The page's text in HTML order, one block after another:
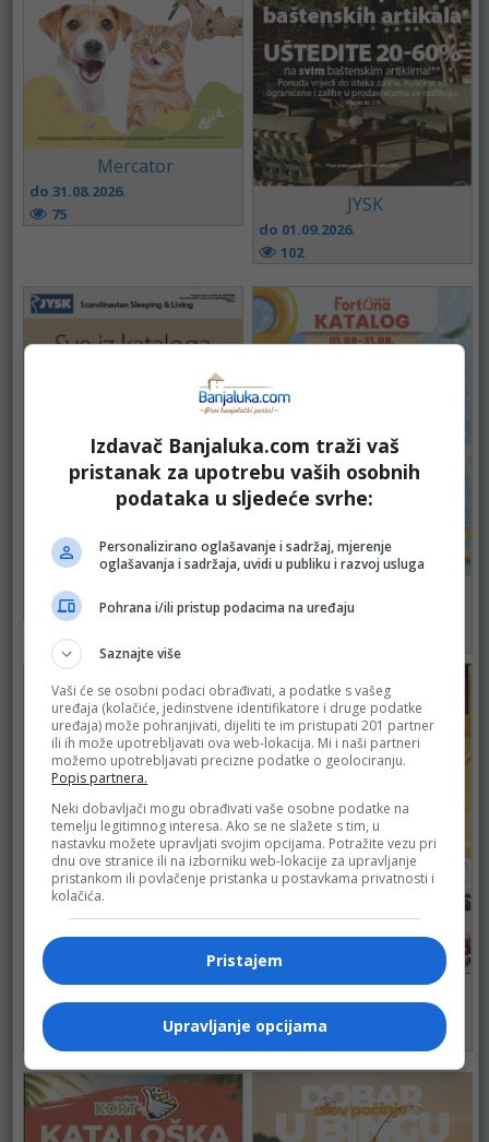
Mercator
do 31.08.2026.
75
JYSK
do 01.09.2026.
102
JYSK
do 18.08.2026.
83
do 31.08.2026.
BINGO
do 16.08.2026.
BINGO
do 16.08.2026.
112
Izdavač Banjaluka.com traži vaš
pristanak za upotrebu vaših osobnih
podataka u sljedeće svrhe:
Personalizirano oglašavanje i sadržaj, mjerenje
oglašavanja i sadržaja, uvidi u publiku i razvoj usluga
Pohrana i/ili pristup podacima na uređaju
Saznajte više
Vaši će se osobni podaci obrađivati, a podatke s vašeg
uređaja (kolačiće, jedinstvene identifikatore i druge podatke
uređaja) može pohranjivati, dijeliti te im pristupati 201 partner
ili ih može upotrebljavati ova web-lokacija. Mi i naši partneri
možemo upotrebljavati precizne podatke o geolociranju.
Popis partnera.
Neki dobavljači mogu obrađivati vaše osobne podatke na
temelju legitimnog interesa. Ako se ne slažete s tim, u
nastavku možete upravljati svojim opcijama. Potražite vezu pri
dnu ove stranice ili na izborniku web-lokacije za upravljanje
pristankom ili povlačenje pristanka u postavkama privatnosti i
kolačića.
Pristajem
Upravljanje opcijama